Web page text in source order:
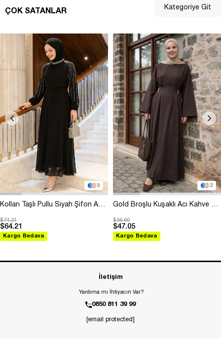
ÇOK SATANLAR
3
Kolları Taşlı Pullu Siyah Şifon Abiye
$74.21
$64.21
Kargo Bedava
2
Gold Broşlu Kuşaklı Acı Kahve Modal Elbise
$56.90
$47.05
Kargo Bedava
Kategoriye Git
İletişim
Yardıma mı İhtiyacın Var?
0850 811 39 99
[email protected]